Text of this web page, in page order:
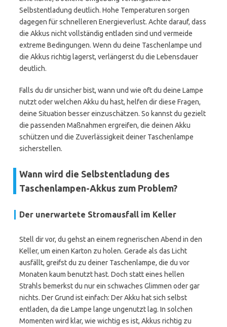
Selbstentladung deutlich. Hohe Temperaturen sorgen
dagegen für schnelleren Energieverlust. Achte darauf, dass
die Akkus nicht vollständig entladen sind und vermeide
extreme Bedingungen. Wenn du deine Taschenlampe und
die Akkus richtig lagerst, verlängerst du die Lebensdauer
deutlich.
Falls du dir unsicher bist, wann und wie oft du deine Lampe
nutzt oder welchen Akku du hast, helfen dir diese Fragen,
deine Situation besser einzuschätzen. So kannst du gezielt
die passenden Maßnahmen ergreifen, die deinen Akku
schützen und die Zuverlässigkeit deiner Taschenlampe
sicherstellen.
Wann wird die Selbstentladung des
Taschenlampen-Akkus zum Problem?
Der unerwartete Stromausfall im Keller
Stell dir vor, du gehst an einem regnerischen Abend in den
Keller, um einen Karton zu holen. Gerade als das Licht
ausfällt, greifst du zu deiner Taschenlampe, die du vor
Monaten kaum benutzt hast. Doch statt eines hellen
Strahls bemerkst du nur ein schwaches Glimmen oder gar
nichts. Der Grund ist einfach: Der Akku hat sich selbst
entladen, da die Lampe lange ungenutzt lag. In solchen
Momenten wird klar, wie wichtig es ist, Akkus richtig zu